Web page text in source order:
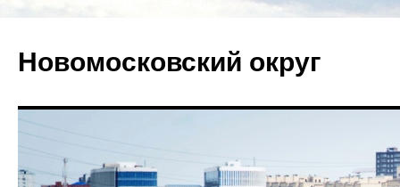
Новомосковский округ